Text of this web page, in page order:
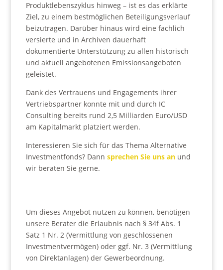
Produktlebenszyklus hinweg – ist es das erklärte
Ziel, zu einem bestmöglichen Beteiligungsverlauf
beizutragen. Darüber hinaus wird eine fachlich
versierte und in Archiven dauerhaft
dokumentierte Unterstützung zu allen historisch
und aktuell angebotenen Emissionsangeboten
geleistet.
Dank des Vertrauens und Engagements ihrer
Vertriebspartner konnte mit und durch IC
Consulting bereits rund 2,5 Milliarden Euro/USD
am Kapitalmarkt platziert werden.
Interessieren Sie sich für das Thema Alternative
Investmentfonds? Dann sprechen Sie uns an und
wir beraten Sie gerne.
Um dieses Angebot nutzen zu können, benötigen
unsere Berater die Erlaubnis nach § 34f Abs. 1
Satz 1 Nr. 2 (Vermittlung von geschlossenen
Investmentvermögen) oder ggf. Nr. 3 (Vermittlung
von Direktanlagen) der Gewerbeordnung.